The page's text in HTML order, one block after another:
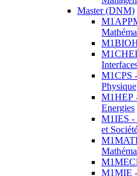
Master (DNM)
M1CPS
Physique
M1HEP
Energies
M1IES -
et
M1MIE